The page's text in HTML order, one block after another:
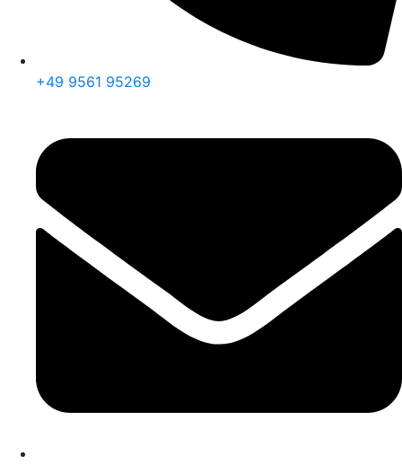
+49 9561 95269